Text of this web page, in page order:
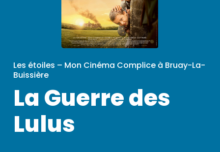
Les étoiles – Mon Cinéma Complice à Bruay-La-
Buissière
La Guerre des
Lulus